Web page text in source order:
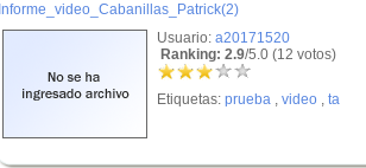
Informe_video_Cabanillas_Patrick(2)
Usuario: a20171520
Ranking: 2.9/5.0 (12 votos)
Etiquetas: prueba , video , ta